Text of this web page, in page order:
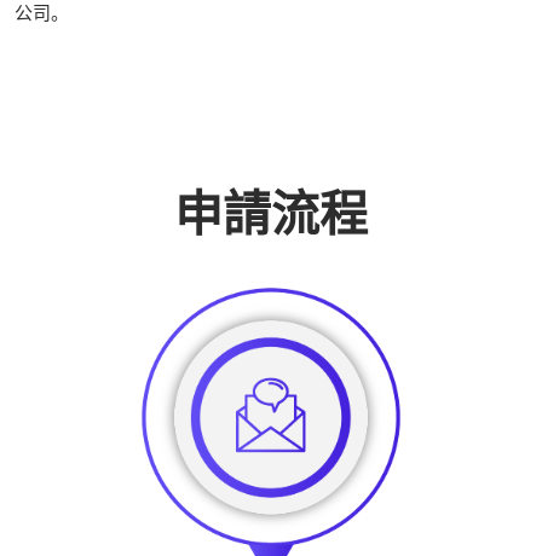
公司。
申請流程